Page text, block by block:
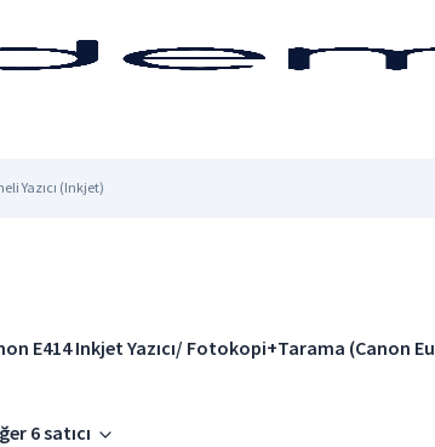
Yazıcı (Inkjet)
E414 Inkjet Yazıcı/ Fotokopi+Tarama (Canon
6 satıcı